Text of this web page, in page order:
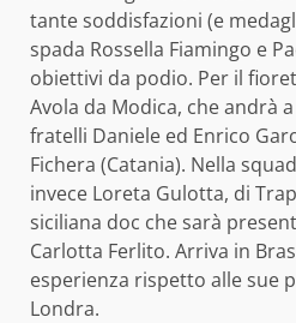
tante soddisfazioni (e
spada Rossella Fiamingo e
obiettivi da podio. Per il
Avola da Modica, che andrà
fratelli Daniele ed Enrico
Fichera (Catania). Nella
invece Loreta Gulotta, di
siciliana doc che sarà
Carlotta Ferlito. Arriva in
esperienza rispetto alle sue
Londra.